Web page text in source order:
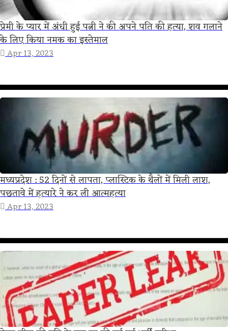
प्रेमी के प्यार में अंधी हुई पत्नी ने की अपने पति की हत्या, शव गलाने
के लिए किया नमक का इस्तेमाल
Apr 13, 2023
मध्यप्रदेश : 52 दिनों से लापता, प्लास्टिक के थैलों में मिली लाश,
पछतावे में हत्‍यारे ने कर ली आत्‍महत्‍या
Apr 13, 2023